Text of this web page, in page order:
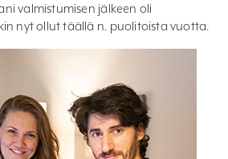
valmistumisen jälkeen oli
nyt ollut täällä n. puolitoista vuotta.